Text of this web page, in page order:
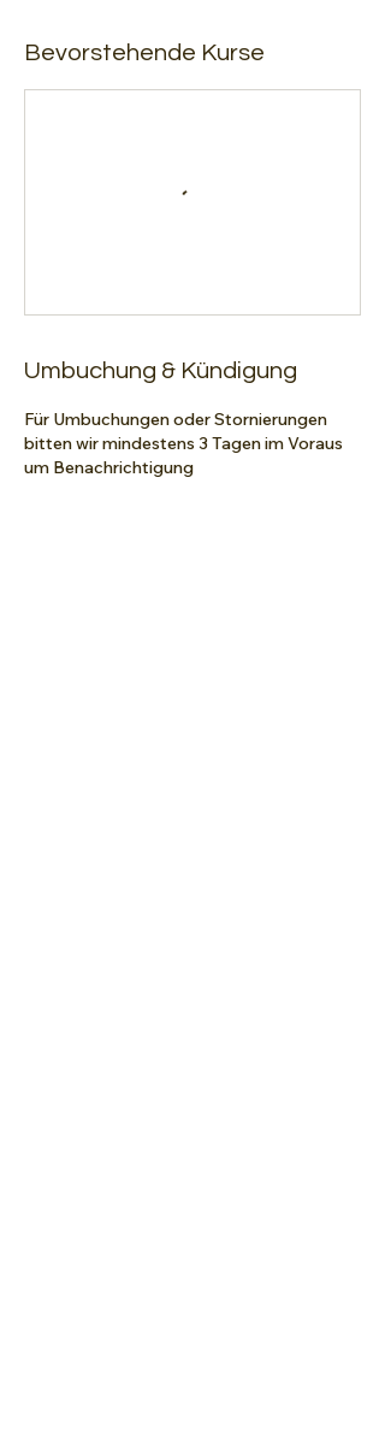
Bevorstehende Kurse
Umbuchung & Kündigung
Für Umbuchungen oder Stornierungen
bitten wir mindestens 3 Tagen im Voraus
um Benachrichtigung